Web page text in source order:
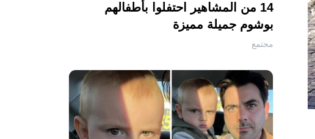
14 من المشاهير احتفلوا بأطفالهم
بوشوم جميلة مميزة
مجتمع